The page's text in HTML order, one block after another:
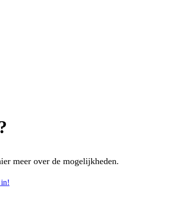
meer over de mogelijkheden.